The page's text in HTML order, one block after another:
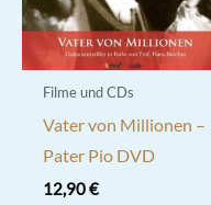
Filme und CDs
Vater von Millionen –
Pater Pio DVD
12,90€